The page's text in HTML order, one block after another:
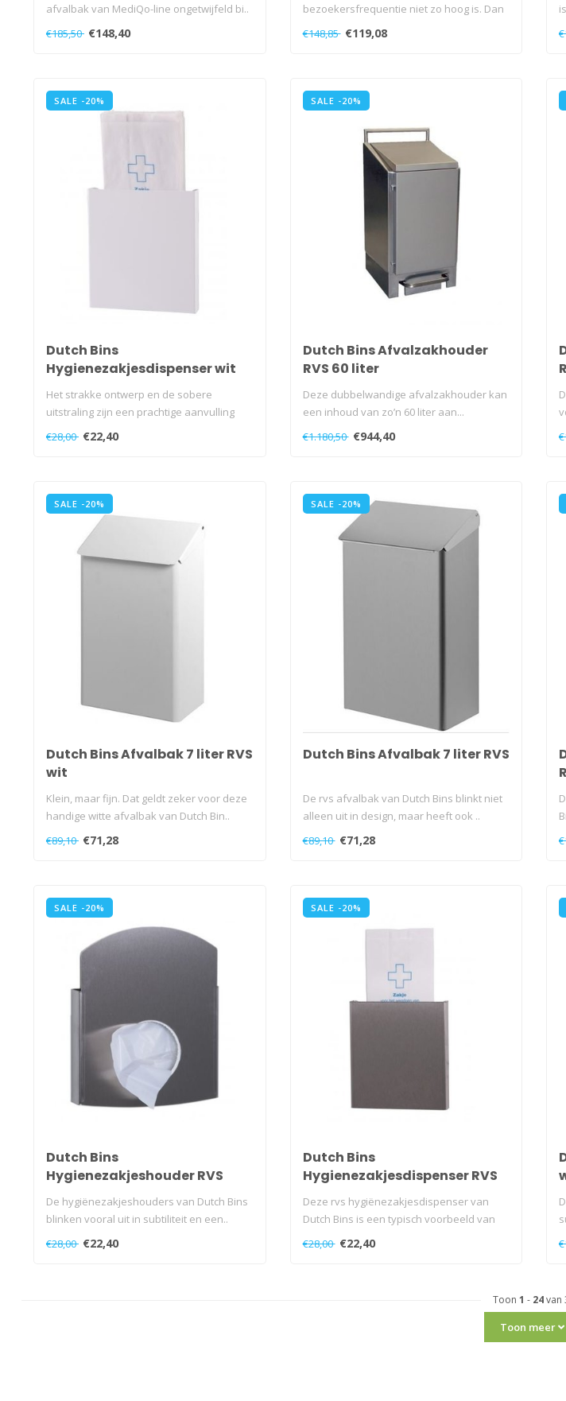
afvalbak van MediQo-line ongetwijfeld bi..
€185,50 €148,40
bezoekersfrequentie niet zo hoog is. Dan
€148,85 €119,08
SALE -20%
Dutch Bins
Hygienezakjesdispenser wit
Het strakke ontwerp en de sobere
uitstraling zijn een prachtige aanvulling
€28,00 €22,40
SALE -20%
Dutch Bins Afvalzakhouder
RVS 60 liter
Deze dubbelwandige afvalzakhouder kan
een inhoud van zo’n 60 liter aan...
€1.180,50 €944,40
SALE -20%
Dutch Bins Afvalbak 7 liter RVS
wit
Klein, maar fijn. Dat geldt zeker voor deze
handige witte afvalbak van Dutch Bin..
€89,10 €71,28
SALE -20%
Dutch Bins Afvalbak 7 liter RVS
De rvs afvalbak van Dutch Bins blinkt niet
alleen uit in design, maar heeft ook ..
€89,10 €71,28
SALE -20%
Dutch Bins
Hygienezakjeshouder RVS
De hygiënezakjeshouders van Dutch Bins
blinken vooral uit in subtiliteit en een..
€28,00 €22,40
SALE -20%
Dutch Bins
Hygienezakjesdispenser RVS
Deze rvs hygiënezakjesdispenser van
Dutch Bins is een typisch voorbeeld van
€28,00 €22,40
Toon 1 - 24van
Toon meer